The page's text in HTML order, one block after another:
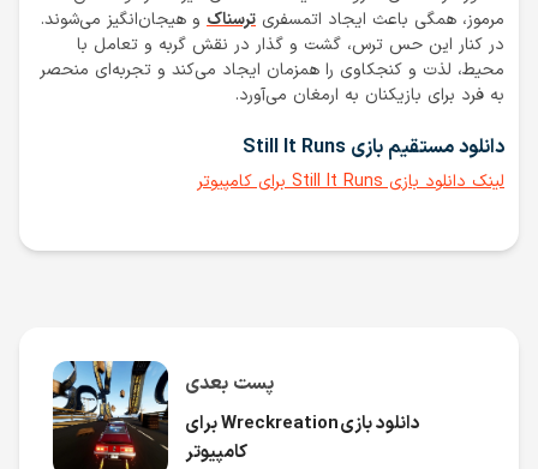
مرموز، همگی باعث ایجاد اتمسفری ترسناک و هیجان‌انگیز می‌شوند.
در کنار این حس ترس، گشت و گذار در نقش گربه و تعامل با
محیط، لذت و کنجکاوی را همزمان ایجاد می‌کند و تجربه‌ای منحصر
به فرد برای بازیکنان به ارمغان می‌آورد.
دانلود مستقیم بازی Still It Runs
لینک دانلود بازی Still It Runs برای کامپیوتر
پست بعدی
دانلود بازی Wreckreation برای
کامپیوتر